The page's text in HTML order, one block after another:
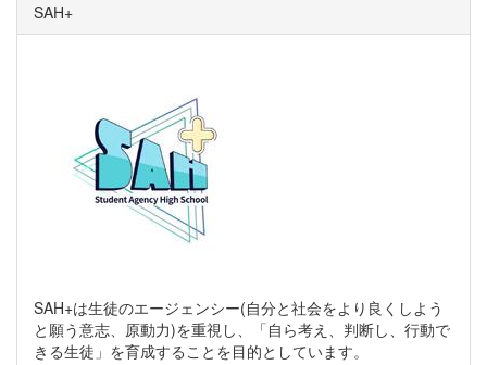
SAH+
SAH+は生徒のエージェンシー(自分と社会をより良くしよう
と願う意志、原動力)を重視し、「自ら考え、判断し、行動で
きる生徒」を育成することを目的としています。